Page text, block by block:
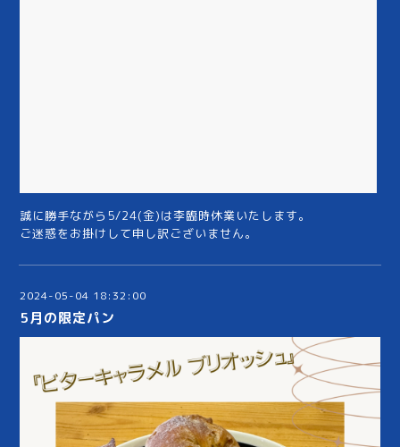
誠に勝手ながら5/24(金)は李臨時休業いたします。
ご迷惑をお掛けして申し訳ございません。
2024-05-04 18:32:00
5月の限定パン